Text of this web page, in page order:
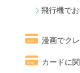
飛行機で
漫画でク
カードに